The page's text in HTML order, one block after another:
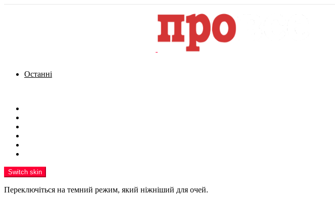
Останні
Switch skin
Переключіться на темний режим, який ніжніший для очей.